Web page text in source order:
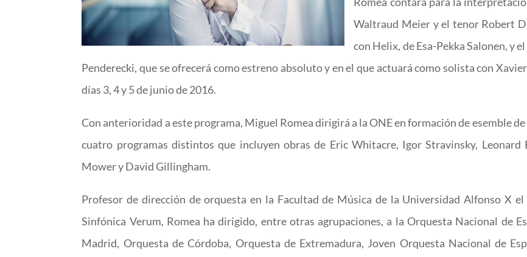
Waltraud Meier y el tenor Robert
con Helix, de Esa-Pekka Salonen, y
Penderecki, que se ofrecerá como estreno absoluto y en el que actuará como solista con
días 3, 4 y 5 de junio de 2016.
Con anterioridad a este programa, Miguel Romea dirigirá a la ONE en formación de esemble
cuatro programas distintos que incluyen obras de Eric Whitacre, Igor Stravinsky,
Mower y David Gillingham.
Profesor de dirección de orquesta en la Facultad de Música de la Universidad Alfonso X
Sinfónica Verum, Romea ha dirigido, entre otras agrupaciones, a la Orquesta Nacional de
Madrid, Orquesta de Córdoba, Orquesta de Extremadura, Joven Orquesta Nacional de